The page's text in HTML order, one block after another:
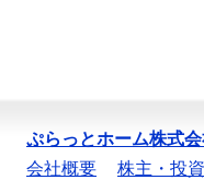
ぷらっとホーム株式
会社概要
株主・投